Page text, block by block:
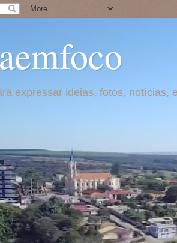
expressar ideias, fotos,